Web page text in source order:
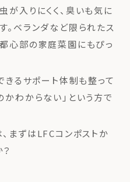
が入りにくく、臭いも気に
。ベランダなど限られたス
心部の家庭菜園にもぴっ
るサポート体制も整って
かわからない」という方で
まずはLFCコンポストか